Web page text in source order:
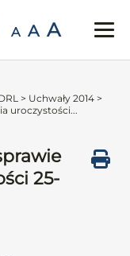
A A A
> Uchwały 2014 >
uroczystości...
25-